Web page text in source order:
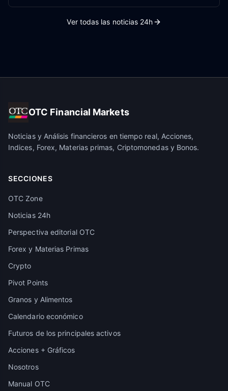
Ver todas las noticias 24h
OTC Financial Markets
Noticias y Análisis financieros en tiempo real, Acciones,
Indices, Forex, Materias primas, Criptomonedas y Bonos.
SECCIONES
OTC Zone
Noticias 24h
Perspectiva editorial OTC
Forex y Materias Primas
Crypto
Pivot Points
Granos y Alimentos
Calendario económico
Futuros de los principales activos
Acciones + Gráficos
Nosotros
Manual OTC